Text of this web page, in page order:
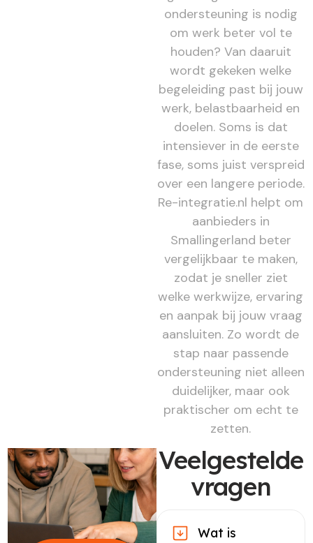
ondersteuning is nodig
om werk beter vol te
houden? Van daaruit
wordt gekeken welke
begeleiding past bij jouw
werk, belastbaarheid en
doelen. Soms is dat
intensiever in de eerste
fase, soms juist verspreid
over een langere periode.
Re-integratie.nl helpt om
aanbieders in
Smallingerland beter
vergelijkbaar te maken,
zodat je sneller ziet
welke werkwijze, ervaring
en aanpak bij jouw vraag
aansluiten. Zo wordt de
stap naar passende
ondersteuning niet alleen
duidelijker, maar ook
praktischer om echt te
zetten.
Veelgestelde
vragen
Wat is